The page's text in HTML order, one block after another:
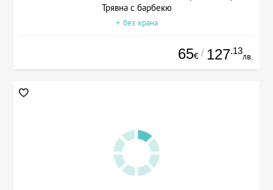
Трявна с барбекю
+ без храна
65€ / 127.13
лв.